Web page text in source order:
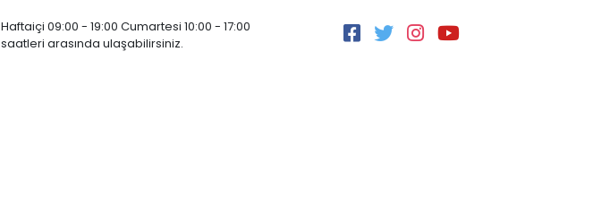
Haftaiçi 09:00 - 19:00 Cumartesi 10:00 - 17:00
saatleri arasında ulaşabilirsiniz.